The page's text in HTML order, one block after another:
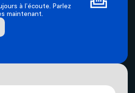
à l’écoute. Parlez
maintenant.